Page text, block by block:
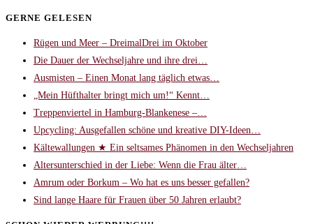
GERNE GELESEN
Rügen und Meer – DreimalDrei im Oktober
Die Dauer der Wechseljahre und ihre drei…
Ausmisten – Einen Monat lang täglich etwas…
„Mein Hüfthalter bringt mich um!“ Kennt…
Treppenviertel in Hamburg-Blankenese –…
Upcycling: Ausgefallen schöne und kreative DIY-Ideen…
Kältewallungen ★ Ein seltsames Phänomen in den Wechseljahren
Altersunterschied in der Liebe: Wenn die Frau älter…
Amrum oder Borkum – Wo hat es uns besser gefallen?
Sind lange Haare für Frauen über 50 Jahren erlaubt?